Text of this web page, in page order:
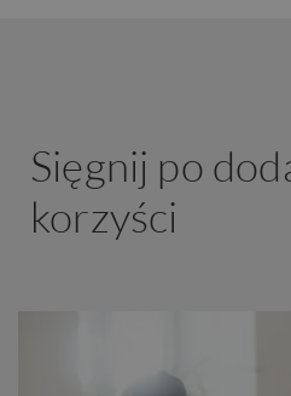
Sięgnij po
korzyści